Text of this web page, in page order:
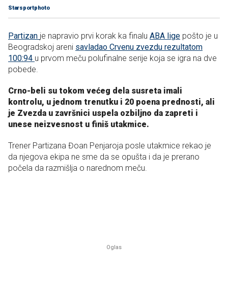
Starsportphoto
Partizan je napravio prvi korak ka finalu ABA lige pošto je u
Beogradskoj areni savladao Crvenu zvezdu rezultatom
100:94 u prvom meču polufinalne serije koja se igra na dve
pobede.
Crno-beli su tokom većeg dela susreta imali
kontrolu, u jednom trenutku i 20 poena prednosti, ali
je Zvezda u završnici uspela ozbiljno da zapreti i
unese neizvesnost u finiš utakmice.
Trener Partizana Đoan Penjaroja posle utakmice rekao je
da njegova ekipa ne sme da se opušta i da je prerano
počela da razmišlja o narednom meču.